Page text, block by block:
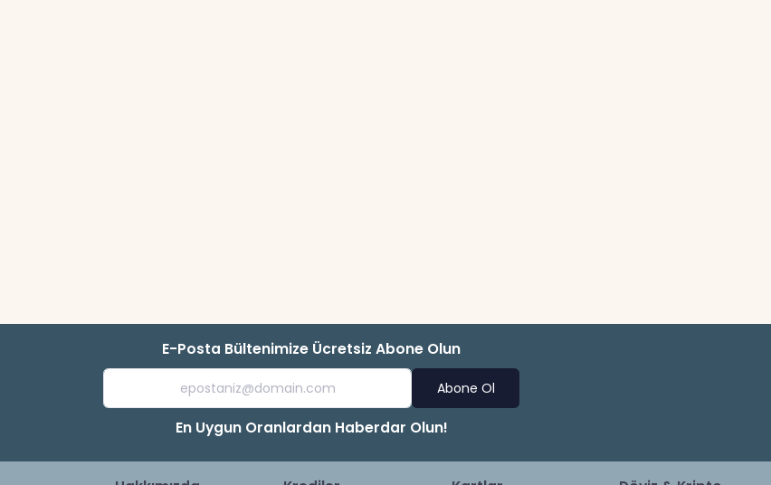
E-Posta Bültenimize Ücretsiz Abone Olun
Abone Ol
En Uygun Oranlardan Haberdar Olun!